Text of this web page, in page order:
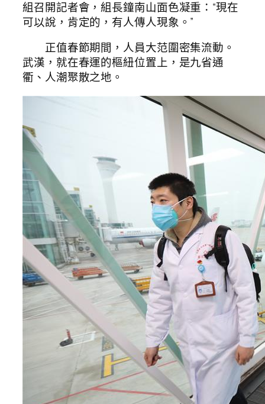
組召開記者會，組長鐘南山面色凝重：“現在
可以說，肯定的，有人傳人現象。”
正值春節期間，人員大范圍密集流動。
武漢，就在春運的樞紐位置上，是九省通
衢、人潮聚散之地。